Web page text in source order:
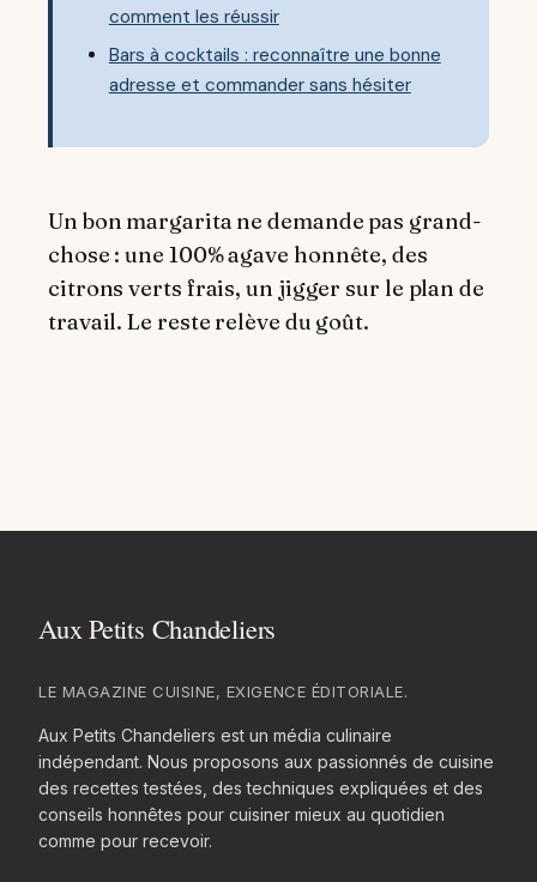
comment les réussir
Bars à cocktails : reconnaître une bonne
adresse et commander sans hésiter
Un bon margarita ne demande pas grand-
chose : une 100% agave honnête, des
citrons verts frais, un jigger sur le plan de
travail. Le reste relève du goût.
LE MAGAZINE CUISINE, EXIGENCE ÉDITORIALE.
Aux Petits Chandeliers est un média culinaire
indépendant. Nous proposons aux passionnés de cuisine
des recettes testées, des techniques expliquées et des
conseils honnêtes pour cuisiner mieux au quotidien
comme pour recevoir.